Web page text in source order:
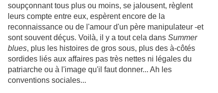
soupçonnant tous plus ou moins, se jalousent, règlent
leurs compte entre eux, espèrent encore de la
reconnaissance ou de l'amour d'un père manipulateur -et
sont souvent déçus. Voilà, il y a tout cela dans Summer
blues, plus les histoires de gros sous, plus des à-côtés
sordides liés aux affaires pas très nettes ni légales du
patriarche ou à l'image qu'il faut donner... Ah les
conventions sociales...